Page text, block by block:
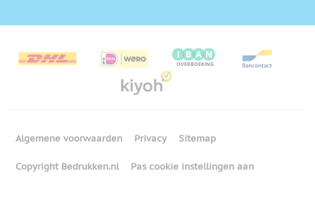
Algemene voorwaarden Privacy Sitemap
Copyright Bedrukken.nl Pas cookie instellingen aan